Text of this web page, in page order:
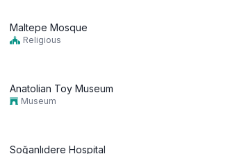
Maltepe Mosque
Religious
Anatolian Toy Museum
Museum
Soğanlıdere Hospital